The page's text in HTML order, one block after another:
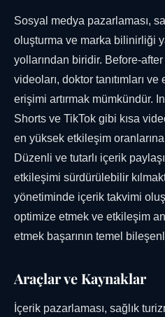
Sosyal medya pazarlaması,
oluşturma ve marka bilinirliği
yollarından biridir. Before-
videoları, doktor tanıtımları
erişimi artırmak mümkündür.
Shorts ve TikTok gibi kısa
en yüksek etkileşim
Düzenli ve tutarlı içerik
etkileşimi sürdürülebilir
yönetiminde içerik takvimi
optimize etmek ve etkileşim
etmek başarının temel
Araçlar ve Kaynaklar
İçerik pazarlaması, sağlık